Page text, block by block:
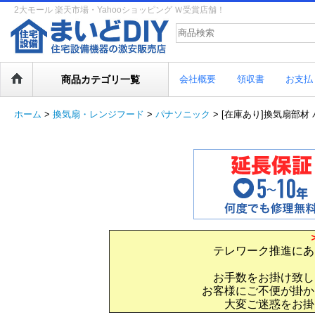
2大モール 楽天市場・Yahooショッピング Ｗ受賞店舗！
商品カテゴリ一覧 会社概要 領収書 お支
ホーム > 換気扇・レンジフード > パナソニック > [在庫あり]換気扇部
テレワーク推進に
お手数をお掛け致
お客様にご不便が掛
大変ご迷惑をお